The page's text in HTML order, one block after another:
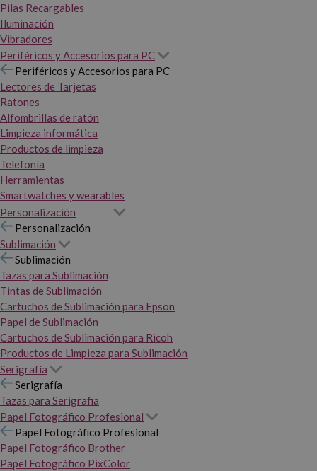
Pilas Recargables
Iluminación
Vibradores
Periféricos y Accesorios para PC
Periféricos y Accesorios para PC
Lectores de Tarjetas
Ratones
Alfombrillas de ratón
Limpieza informática
Productos de limpieza
Telefonía
Herramientas
Smartwatches y wearables
Personalización
Personalización
Sublimación
Sublimación
Tazas para Sublimación
Tintas de Sublimación
Cartuchos de Sublimación para Epson
Papel de Sublimación
Cartuchos de Sublimación para Ricoh
Productos de Limpieza para Sublimación
Serigrafía
Serigrafía
Tazas para Serigrafia
Papel Fotográfico Profesional
Papel Fotográfico Profesional
Papel Fotográfico Brother
Papel Fotográfico PixColor